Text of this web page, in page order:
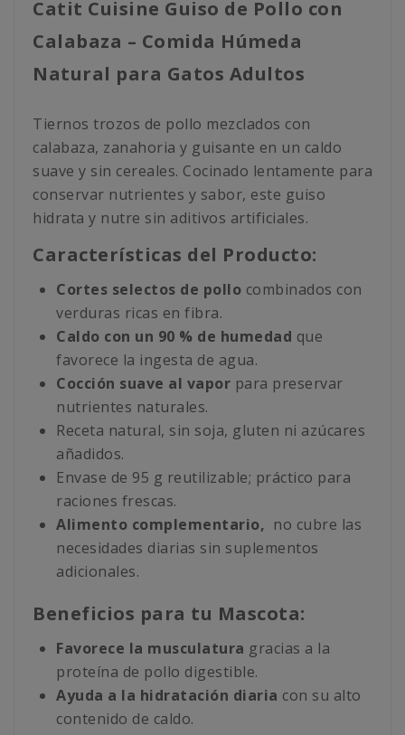
Catit Cuisine Guiso de Pollo con
Calabaza – Comida Húmeda
Natural para Gatos Adultos
Tiernos trozos de pollo mezclados con
calabaza, zanahoria y guisante en un caldo
suave y sin cereales. Cocinado lentamente para
conservar nutrientes y sabor, este guiso
hidrata y nutre sin aditivos artificiales.
Características del Producto:
Cortes selectos de pollo combinados con
verduras ricas en fibra.
Caldo con un 90 % de humedad que
favorece la ingesta de agua.
Cocción suave al vapor para preservar
nutrientes naturales.
Receta natural, sin soja, gluten ni azúcares
añadidos.
Envase de 95 g reutilizable; práctico para
raciones frescas.
Alimento complementario, no cubre las
necesidades diarias sin suplementos
adicionales.
Beneficios para tu Mascota:
Favorece la musculatura gracias a la
proteína de pollo digestible.
Ayuda a la hidratación diaria con su alto
contenido de caldo.